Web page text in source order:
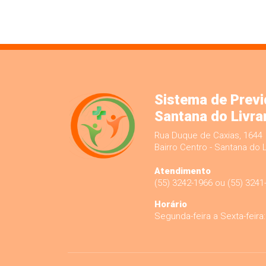
Sistema de
Santana do
Rua Duque de Caxias, 1644
Bairro Centro - Santana do
Atendimento
(55) 3242-1966 ou (55)
Horário
Segunda-feira a Sexta-